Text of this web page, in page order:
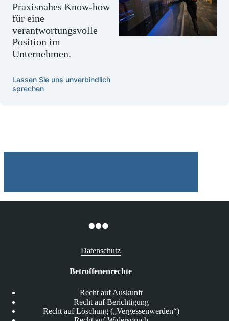
Praxisnahes Know-how
für eine
verantwortungsvolle
Position im
Unternehmen.
Lassen Sie uns unverbindlich
sprechen
Datenschutz
Betroffenenrechte
Recht auf Auskunft
Recht auf Berichtigung
Recht auf Löschung („Vergessenwerden“)